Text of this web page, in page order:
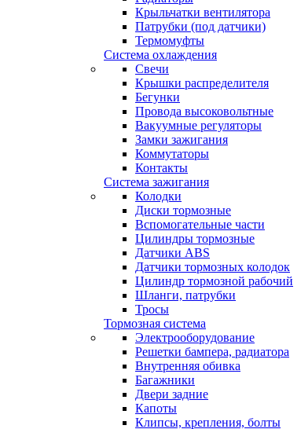
Крыльчатки вентилятора
Патрубки (под датчики)
Термомуфты
Система охлаждения
Свечи
Крышки распределителя
Бегунки
Провода высоковольтные
Вакуумные регуляторы
Замки зажигания
Коммутаторы
Контакты
Система зажигания
Колодки
Диски тормозные
Вспомогательные части
Цилиндры тормозные
Датчики ABS
Датчики тормозных колодок
Цилиндр тормозной рабочий
Шланги, патрубки
Тросы
Тормозная система
Электрооборудование
Решетки бампера, радиатора
Внутренняя обивка
Багажники
Двери задние
Капоты
Клипсы, крепления, болты